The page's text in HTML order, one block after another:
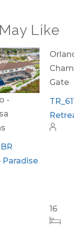
Like
Orlando -
Champions
TR_611BR The
Retreat's Moon